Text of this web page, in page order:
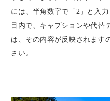
には、半角数字で「2」と入
目内で、キャプションや代替
は、その内容が反映されます
さい。